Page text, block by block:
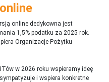
online dedykowna jest
1,5% podatku za 2025 rok.
Organizacje Pożytku
w 2026 roku wspieramy ideę
i wspiera konkretne